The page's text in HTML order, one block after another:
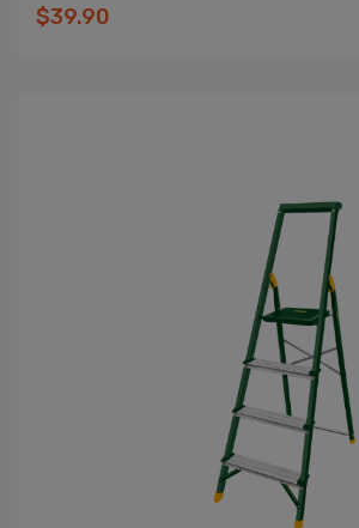
$39.90